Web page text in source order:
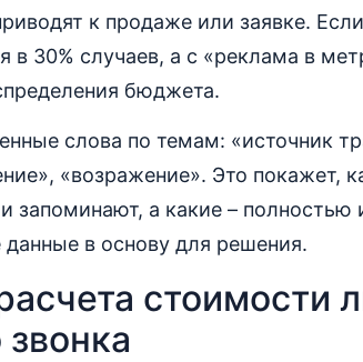
к продаже или заявке.
в 30% случаев, а с «реклама в
бюджета.
слова по темам: «источник
«возражение». Это покажет,
запоминают, а какие – полностью
в основу для решения.
стоимости